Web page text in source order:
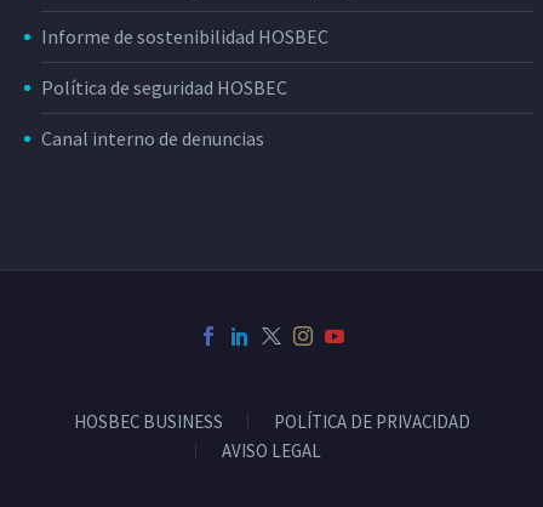
Informe de sostenibilidad HOSBEC
Política de seguridad HOSBEC
Canal interno de denuncias
HOSBEC BUSINESS
POLÍTICA DE PRIVACIDAD
AVISO LEGAL